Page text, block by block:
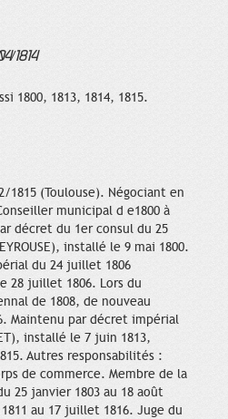
1814
1800, 1813, 1814, 1815.
1815 (Toulouse). Négociant en
municipal d e1800 à
décret du 1er consul du 25
installé le 9 mai 1800.
du 24 juillet 1806
28 juillet 1806. Lors du
de 1808, de nouveau
Maintenu par décret impérial
installé le 7 juin 1813,
Autres responsabilités :
de commerce. Membre de la
25 janvier 1803 au 18 août
au 17 juillet 1816. Juge du